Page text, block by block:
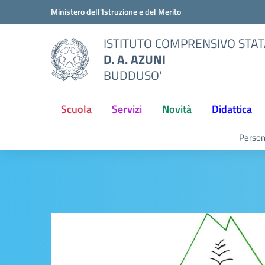
Vai ai contenuti
Vai al menu di navigazioneMinistero dell'Istruzione e del Merito
ISTITUTO COMPRENSIVO
D. A. AZUNI
BUDDUSO'
Scuola Servizi Novità Didattica